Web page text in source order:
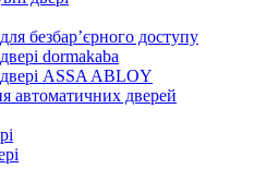
безбар’єрного доступу
dormakaba
двері ASSA ABLOY
автоматичних дверей